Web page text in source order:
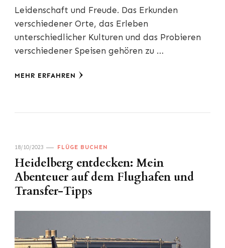
Leidenschaft und Freude. Das Erkunden
verschiedener Orte, das Erleben
unterschiedlicher Kulturen und das Probieren
verschiedener Speisen gehören zu …
MEHR ERFAHREN
18/10/2023 FLÜGE BUCHEN
Heidelberg entdecken: Mein
Abenteuer auf dem Flughafen und
Transfer-Tipps